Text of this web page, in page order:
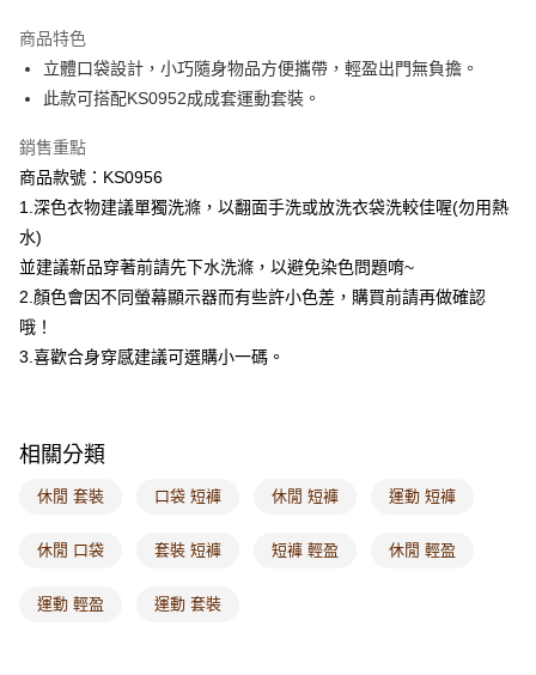
付款後萊爾富取貨
每筆NT$60，滿NT$1,000(含以上)免運費
7-11取貨付款
每筆NT$60，滿NT$1,000(含以上)免運費
付款後7-11取貨
每筆NT$60，滿NT$1,000(含以上)免運費
宅配
每筆NT$120，滿NT$1,000(含以上)免運費
付款後門市自取
海外配送-港/澳/新/馬/泰國專屬
海外配送-其他亞洲地區 查看運費
商品特色
立體口袋設計，小巧隨身物品方便攜帶，輕盈出門無負擔。
此款可搭配KS0952成成套運動套裝。
銷售重點
商品款號：KS0956
1.深色衣物建議單獨洗滌，以翻面手洗或放洗衣袋洗較佳喔(勿用熱
水)
並建議新品穿著前請先下水洗滌，以避免染色問題唷~
2.顏色會因不同螢幕顯示器而有些許小色差，購買前請再做確認
哦！
3.喜歡合身穿感建議可選購小一碼。
相關分類
休閒 套裝 口袋 短褲 休閒 短褲 運動 短褲
休閒 口袋 套裝 短褲 短褲 輕盈 休閒 輕盈
運動 輕盈 運動 套裝